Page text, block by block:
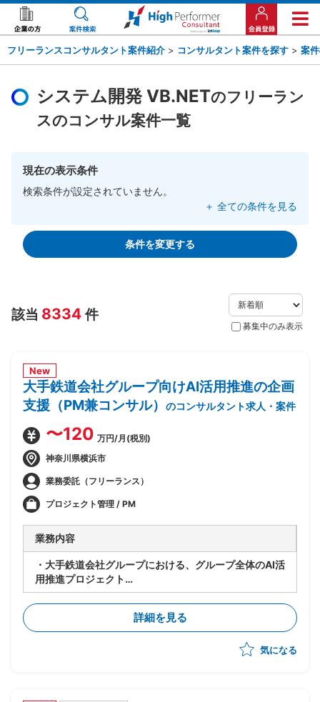
フリーランスコンサルタント案件紹介 > コンサルタント案件を探す > 案
システム開発 VB.NETのフリーラン
スのコンサル案件一覧
現在の表示条件
検索条件が設定されていません。
＋ 全ての条件を見る
条件を変更する
該当 8334 件
募集中のみ表示
New
大手鉄道会社グループ向けAI活用推進の企画
支援（PM兼コンサル）
のコンサルタント求人・案件
〜120 万円/月(税別)
神奈川県横浜市
業務委託（フリーランス）
プロジェクト管理 / PM
業務内容
・大手鉄道会社グループにおける、グループ全体のAI活
用推進プロジェクト
・要件が固まっていない段階から顧客に入り、業務プロ
セスの整理とAI活用方針の設計を担当
・顧客の業務プロセスのヒアリング・可視化・整理
・課題の洗い出しと、AI活用による解決可能性の見極
詳細を見る
気になる